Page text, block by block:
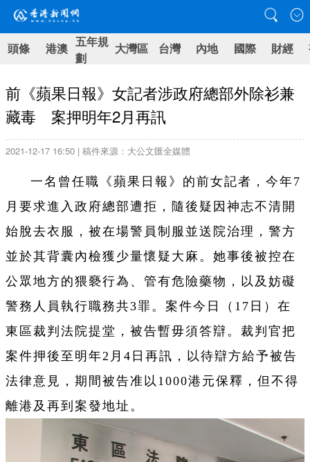
頭條 港澳 五年規
劃
大灣區 台灣 內地 國際 財經
前《蘋果日報》女記者涉政府總部外除衫兼
藏毒 案押明年2月再訊
2021-12-17 16:50 | 稿件來源：大公文匯全媒體
一名曾任職《蘋果日報》的前女記者，今年7
月要求進入政府總部遭拒，隨後疑因神志不清開
始脫去衣服，被在場警員制服並送院治理，警方
並於其背囊內檢獲少量懷疑大麻。她事後被控在
公眾地方的猥褻行為、管有危險藥物，以及妨礙
警務人員執行職務共3罪。案件今日（17日）在
東區裁判法院提堂，被告暫毋須答辯。裁判官把
案件押後至明年2月4日再訊，以待辯方給予被告
法律意見，期間被告准以1000港元保釋，但不得
離港及再到案發地址。